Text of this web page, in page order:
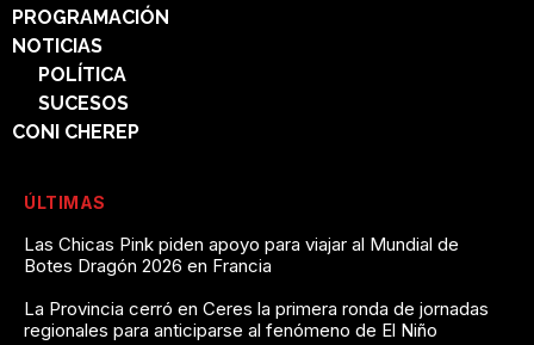
PROGRAMACIÓN
NOTICIAS
POLÍTICA
SUCESOS
CONI CHEREP
ÚLTIMAS
Las Chicas Pink piden apoyo para viajar al Mundial de
Botes Dragón 2026 en Francia
La Provincia cerró en Ceres la primera ronda de jornadas
regionales para anticiparse al fenómeno de El Niño